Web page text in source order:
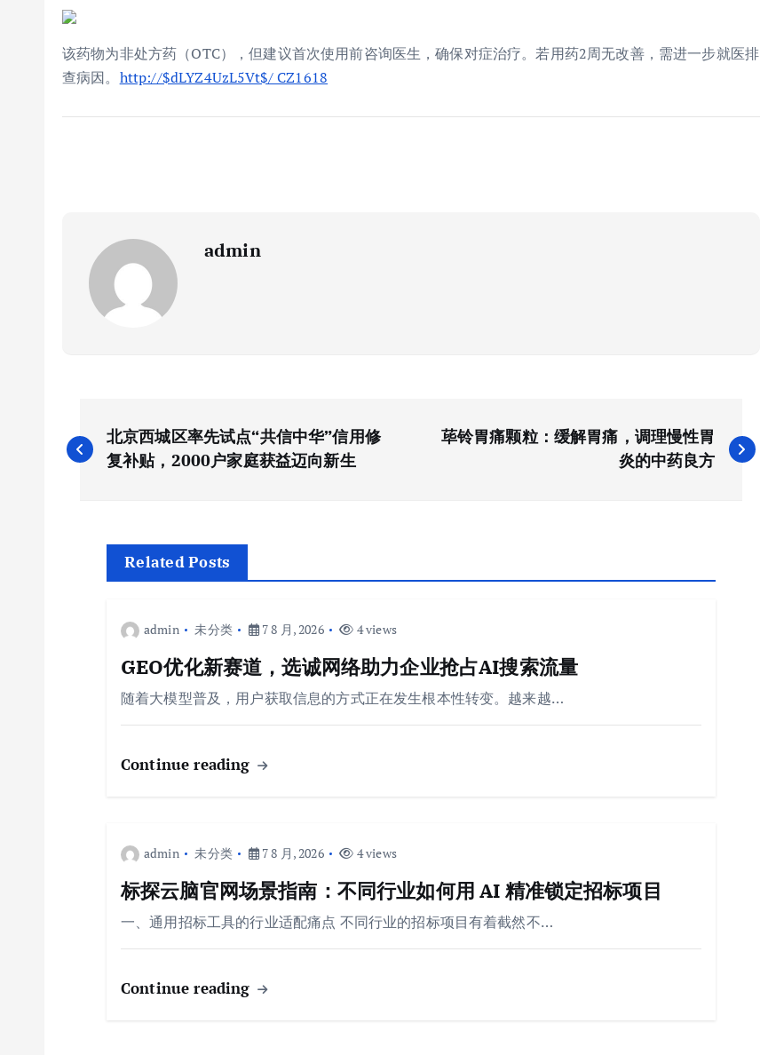
该药物为非处方药（OTC），但建议首次使用前咨询医生，确保对症治疗。若用药2周无改善，需进一步就医排
查病因。 http://$dLYZ4UzL5Vt$/ CZ1618
admin
文
章
北京西城区率先试点“共信中华”信用修
复补贴，2000户家庭获益迈向新生
荜铃胃痛颗粒：缓解胃痛，调理慢性胃
炎的中药良方
Related Posts
admin 未分类 7 8 月, 2026 4 views
GEO优化新赛道，选诚网络助力企业抢占AI搜索流量
随着大模型普及，用户获取信息的方式正在发生根本性转变。越来越…
Continue reading
admin 未分类 7 8 月, 2026 4 views
标探云脑官网场景指南：不同行业如何用 AI 精准锁定招标项目
一、通用招标工具的行业适配痛点 不同行业的招标项目有着截然不…
Continue reading